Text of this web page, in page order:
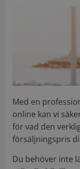
Med en
online kan vi
för vad den
försäljningspris
Du behöver inte